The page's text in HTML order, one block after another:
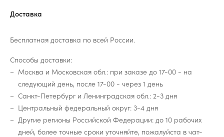
Доставка
Бесплатная доставка по всей России.
Способы доставки:
Москва и Московская обл.: при заказе до 17-00 - на
следующий день, после 17-00 - через 1 день
Санкт-Петербург и Ленинградская обл.: 2-3 дня
Центральный федеральный округ: 3-4 дня
Другие регионы Российской Федерации: до 10 рабочих
дней, более точные сроки уточняйте, пожалуйста в чат-